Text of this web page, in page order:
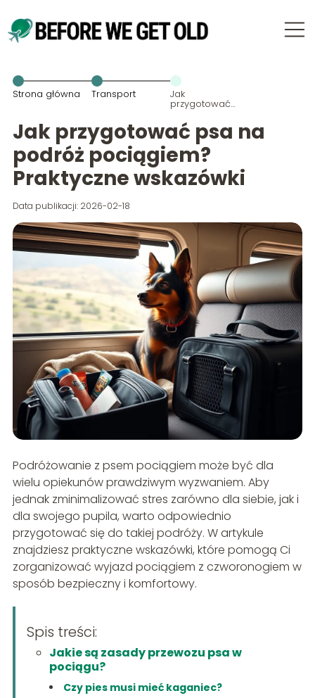
Strona główna Transport Jak
przygotować
psa na
podróż
pociągiem?
Praktyczne
wskazówki
Jak przygotować psa na
podróż pociągiem?
Praktyczne wskazówki
Data publikacji: 2026-02-18
Podróżowanie z psem pociągiem może być dla
wielu opiekunów prawdziwym wyzwaniem. Aby
jednak zminimalizować stres zarówno dla siebie, jak i
dla swojego pupila, warto odpowiednio
przygotować się do takiej podróży. W artykule
znajdziesz praktyczne wskazówki, które pomogą Ci
zorganizować wyjazd pociągiem z czworonogiem w
sposób bezpieczny i komfortowy.
Spis treści:
Jakie są zasady przewozu psa w
pociągu?
Czy pies musi mieć kaganiec?